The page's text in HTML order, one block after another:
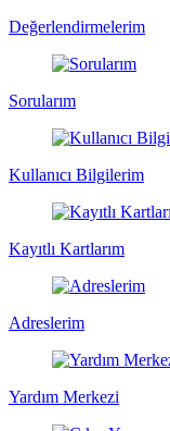
Değerlendirmelerim
Sorularım
Kullanıcı Bilgilerim
Kayıtlı Kartlarım
Adreslerim
Yardım Merkezi